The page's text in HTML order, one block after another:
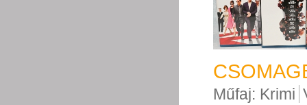
Műfaj: Krimi